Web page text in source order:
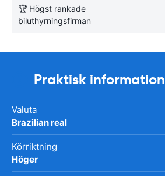
🏆 Högst rankade
biluthyrningsfirman
Praktisk information
Valuta
Brazilian real
Körriktning
Höger